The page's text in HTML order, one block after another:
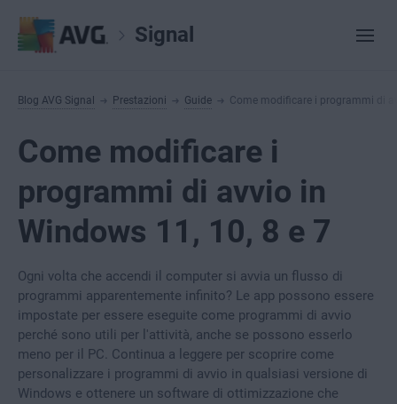
Signal
Blog AVG Signal Prestazioni Guide Come modificare i programmi di
Come modificare i
programmi di avvio in
Windows 11, 10, 8 e 7
Ogni volta che accendi il computer si avvia un flusso di
programmi apparentemente infinito? Le app possono essere
impostate per essere eseguite come programmi di avvio
perché sono utili per l'attività, anche se possono esserlo
meno per il PC. Continua a leggere per scoprire come
personalizzare i programmi di avvio in qualsiasi versione di
Windows e ottenere un software di ottimizzazione che